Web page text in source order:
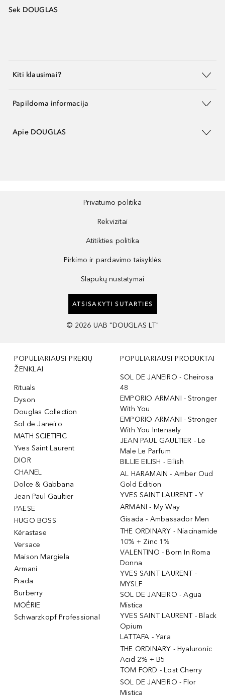
Sek DOUGLAS
Kiti klausimai?
Papildoma informacija
Apie DOUGLAS
Privatumo politika
Rekvizitai
Atitikties politika
Pirkimo ir pardavimo taisyklės
Slapukų nustatymai
ATSISAKYTI SUTARTIES
© 2026 UAB "DOUGLAS LT"
POPULIARIAUSI PREKIŲ
ŽENKLAI
Rituals
Dyson
Douglas Collection
Sol de Janeiro
MATH SCIETIFIC
Yves Saint Laurent
DIOR
CHANEL
Dolce & Gabbana
Jean Paul Gaultier
PAESE
HUGO BOSS
Kérastase
Versace
Maison Margiela
Armani
Prada
Burberry
MOÉRIE
Schwarzkopf Professional
POPULIARIAUSI PRODUKTAI
SOL DE JANEIRO - Cheirosa
48
EMPORIO ARMANI - Stronger
With You
EMPORIO ARMANI - Stronger
With You Intensely
JEAN PAUL GAULTIER - Le
Male Le Parfum
BILLIE EILISH - Eilish
AL HARAMAIN - Amber Oud
Gold Edition
YVES SAINT LAURENT - Y
ARMANI - My Way
Gisada - Ambassador Men
THE ORDINARY - Niacinamide
10% + Zinc 1%
VALENTINO - Born In Roma
Donna
YVES SAINT LAURENT -
MYSLF
SOL DE JANEIRO - Agua
Mistica
YVES SAINT LAURENT - Black
Opium
LATTAFA - Yara
THE ORDINARY - Hyaluronic
Acid 2% + B5
TOM FORD - Lost Cherry
SOL DE JANEIRO - Flor
Mistica